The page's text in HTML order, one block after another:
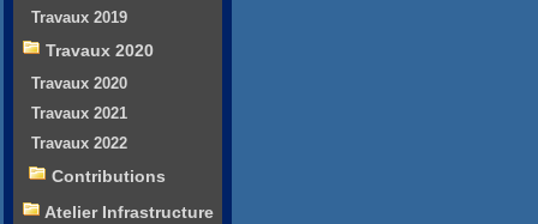
Travaux 2019
Travaux 2020
Travaux 2020
Travaux 2021
Travaux 2022
Contributions
Atelier Infrastructure